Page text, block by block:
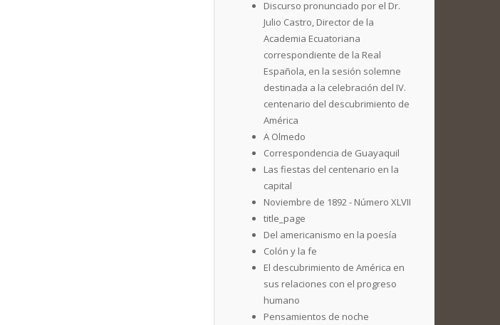
Discurso pronunciado por el Dr.
Julio Castro, Director de la
Academia Ecuatoriana
correspondiente de la Real
Española, en la sesión solemne
destinada a la celebración del IV.
centenario del descubrimiento de
América
A Olmedo
Correspondencia de Guayaquil
Las fiestas del centenario en la
capital
Noviembre de 1892 - Número XLVII
title_page
Del americanismo en la poesía
Colón y la fe
El descubrimiento de América en
sus relaciones con el progreso
humano
Pensamientos de noche